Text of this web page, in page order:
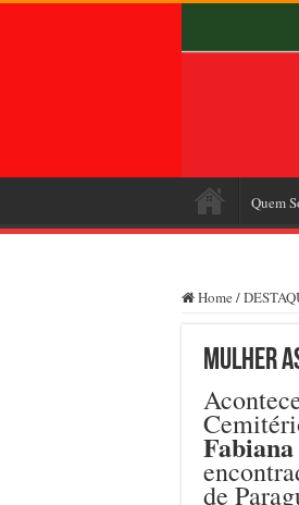
Quem
Home /
Mulher
de